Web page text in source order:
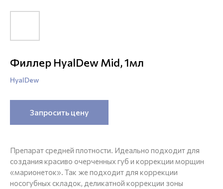
Филлер HyalDew Mid, 1мл
HyalDew
Запросить цену
Препарат средней плотности. Идеально подходит для
создания красиво очерченных губ и коррекции морщин
«марионеток». Так же подходит для коррекции
носогубных складок, деликатной коррекции зоны